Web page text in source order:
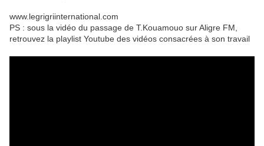
www.legrigriinternational.com
PS : sous la vidéo du passage de T.Kouamouo sur Aligre FM,
retrouvez la playlist Youtube des vidéos consacrées à son travail